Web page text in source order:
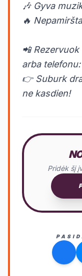
🎶 Gyva
🔥
📲
arba
👉 Suburk
ne kasdien!
Pridėk šį